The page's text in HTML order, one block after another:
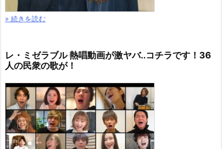
» 続きを読む
レ・ミゼラブル 熱唱動画が激ヤバ..コチラです！36
人の民衆の歌が！